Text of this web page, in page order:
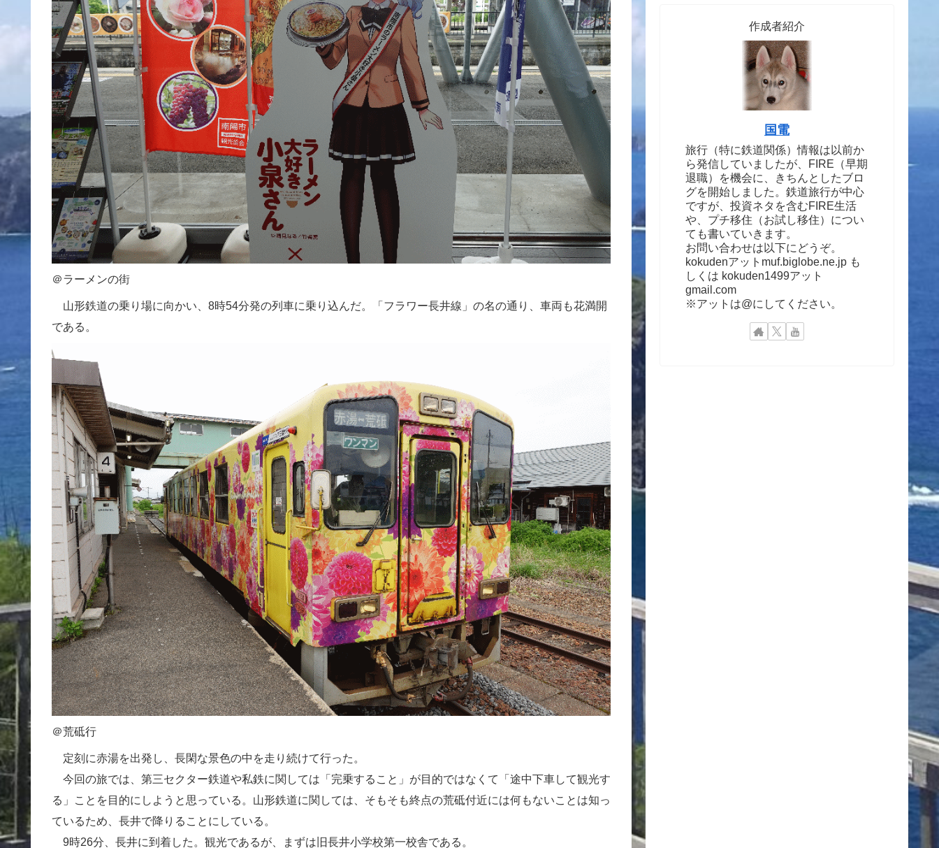
＠ラーメンの街
山形鉄道の乗り場に向かい、8時54分発の列車に乗り込んだ。「フラワー長井線」の名の通り、車両も花満開
である。
＠荒砥行
定刻に赤湯を出発し、長閑な景色の中を走り続けて行った。
今回の旅では、第三セクター鉄道や私鉄に関しては「完乗すること」が目的ではなくて「途中下車して観光す
る」ことを目的にしようと思っている。山形鉄道に関しては、そもそも終点の荒砥付近には何もないことは知っ
ているため、長井で降りることにしている。
9時26分、長井に到着した。観光であるが、まずは旧長井小学校第一校舎である。
作成者紹介
国電
旅行（特に鉄道関係）情報は以前か
ら発信していましたが、FIRE（早期
退職）を機会に、きちんとしたブロ
グを開始しました。鉄道旅行が中心
ですが、投資ネタを含むFIRE生活
や、プチ移住（お試し移住）につい
ても書いていきます。
お問い合わせは以下にどうぞ。
kokudenアットmuf.biglobe.ne.jp も
しくは kokuden1499アット
gmail.com
※アットは@にしてください。